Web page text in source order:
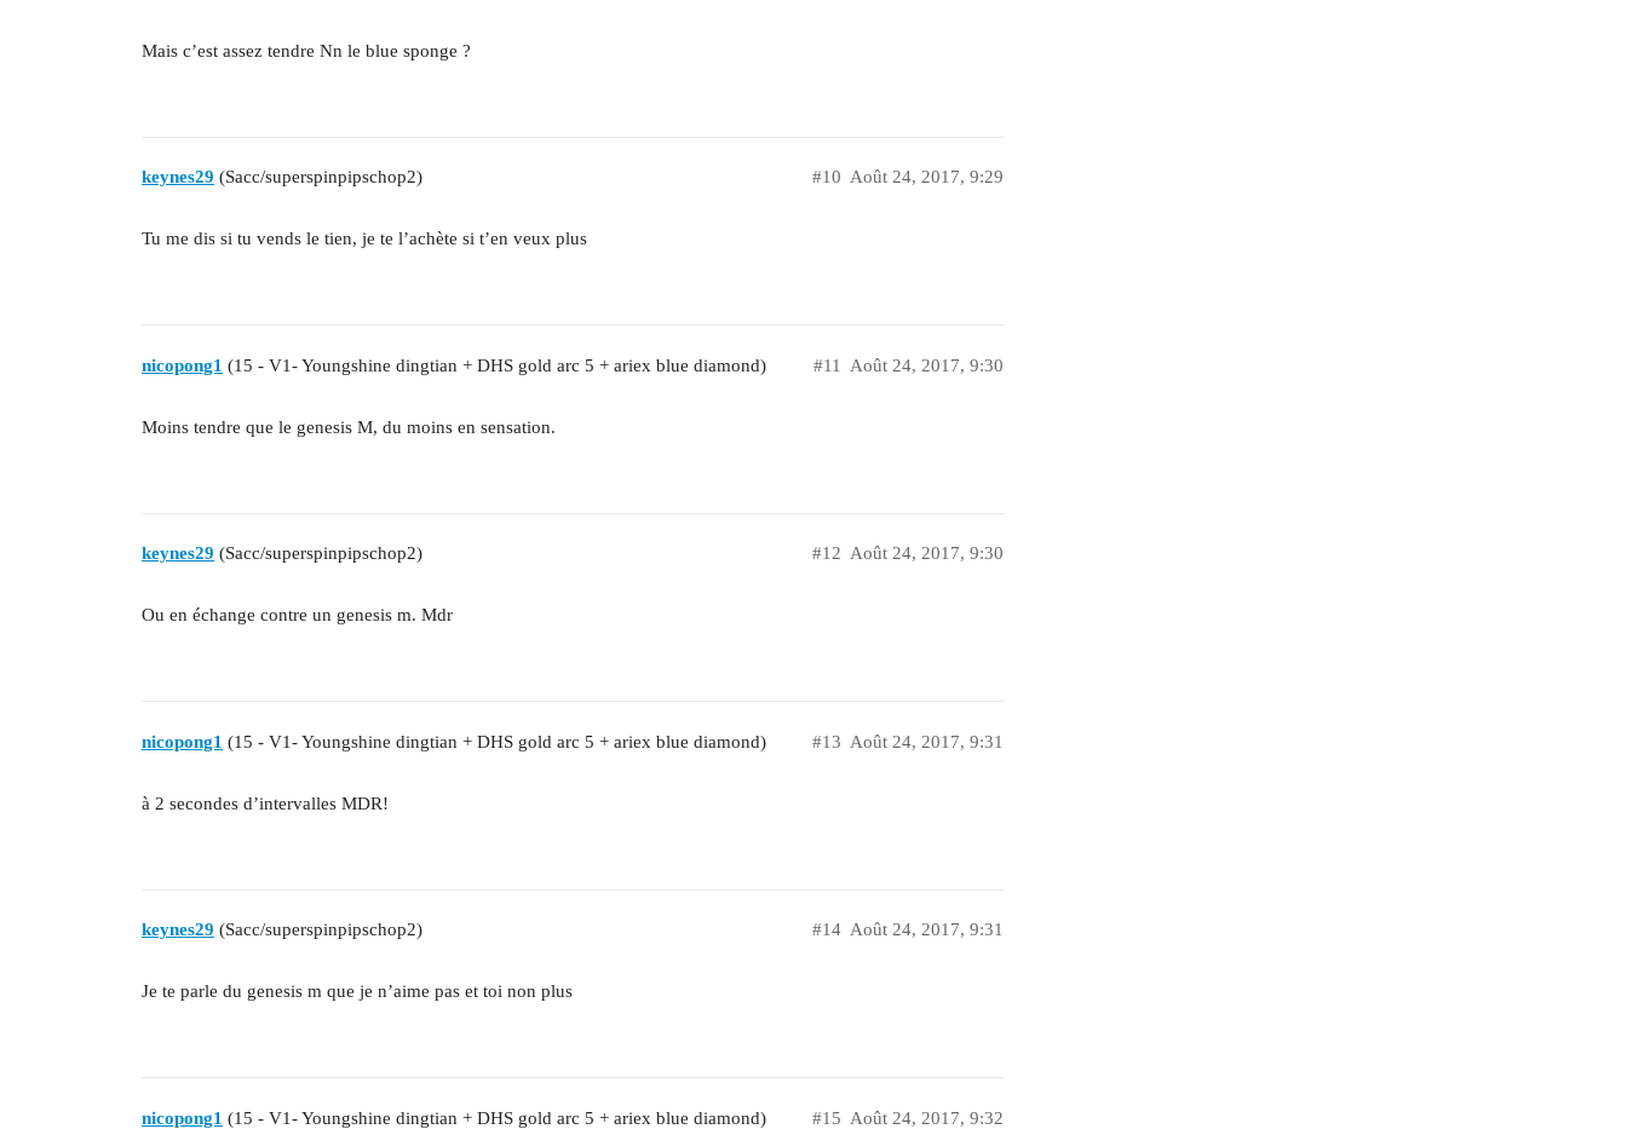
Mais c’est assez tendre Nn le blue sponge ?
keynes29 (Sacc/superspinpipschop2) Août 24, 2017, 9:29
#10
Tu me dis si tu vends le tien, je te l’achète si t’en veux plus
nicopong1 (15 - V1- Youngshine dingtian + DHS gold arc 5 + ariex blue diamond) Août 24, 2017, 9:30
#11
Moins tendre que le genesis M, du moins en sensation.
keynes29 (Sacc/superspinpipschop2) Août 24, 2017, 9:30
#12
Ou en échange contre un genesis m. Mdr
nicopong1 (15 - V1- Youngshine dingtian + DHS gold arc 5 + ariex blue diamond) Août 24, 2017, 9:31
#13
à 2 secondes d’intervalles MDR!
keynes29 (Sacc/superspinpipschop2) Août 24, 2017, 9:31
#14
Je te parle du genesis m que je n’aime pas et toi non plus
nicopong1 (15 - V1- Youngshine dingtian + DHS gold arc 5 + ariex blue diamond) Août 24, 2017, 9:32
#15